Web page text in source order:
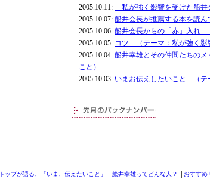
2005.10.11:
「私が強く影響を受けた船
2005.10.07: 船井会長が推薦する本を読
2005.10.06: 船井会長からの「赤」入れ
2005.10.05: コツ （テーマ：私が強く影
2005.10.04: 船井幸雄とその仲間たちの
こと）
2005.10.03: いまお伝えしたいこと （テ
トップが語る、「いま、伝えたいこと」 舩井幸雄ってどんな人？ おすすめ